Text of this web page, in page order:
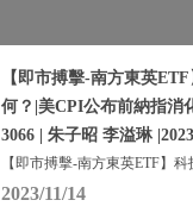
【即市搏擊-南方東英
何？|美CPI公布前納指消
3066 | 朱子昭 李溢琳
【即市搏擊-南方東英ETF】
2023/11/14